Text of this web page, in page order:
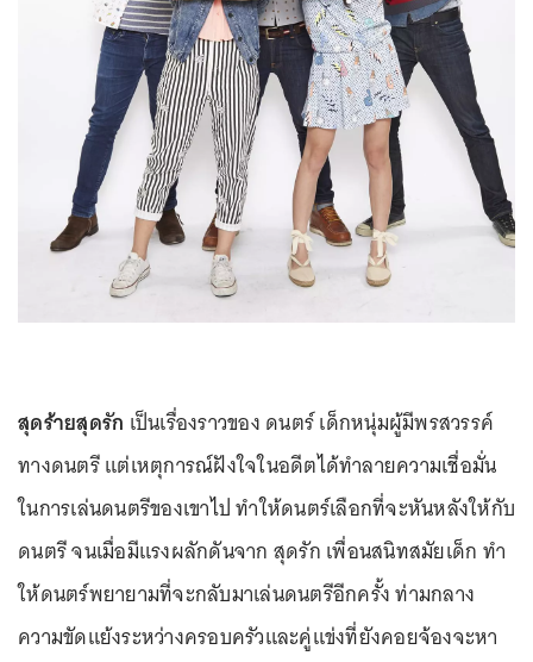
สุดร้ายสุดรัก เป็นเรื่องราวของ ดนตร์ เด็กหนุ่มผู้มีพรสวรรค์
ทางดนตรี แต่เหตุการณ์ฝังใจในอดีตได้ทำลายความเชื่อมั่น
ในการเล่นดนตรีของเขาไป ทำให้ดนตร์เลือกที่จะหันหลังให้กับ
ดนตรี จนเมื่อมีแรงผลักดันจาก สุดรัก เพื่อนสนิทสมัยเด็ก ทำ
ให้ดนตร์พยายามที่จะกลับมาเล่นดนตรีอีกครั้ง ท่ามกลาง
ความขัดแย้งระหว่างครอบครัวและคู่แข่งที่ยังคอยจ้องจะหา